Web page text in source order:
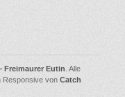
Freimaurer Eutin . Alle
Responsive von Catch